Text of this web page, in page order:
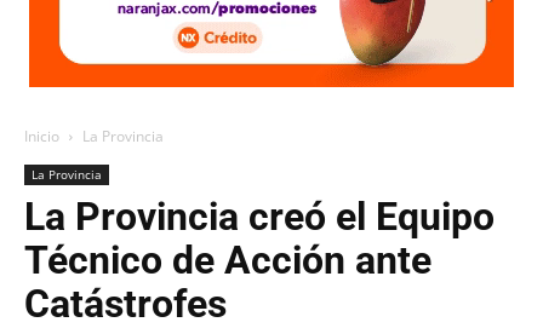
Inicio La Provincia
La Provincia
La Provincia creó el Equipo
Técnico de Acción ante
Catástrofes